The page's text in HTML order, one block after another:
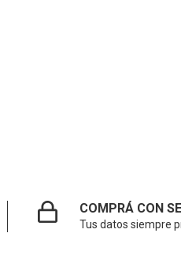
COMPRÁ CON
Tus datos siempre